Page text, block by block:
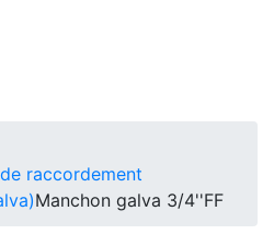
raccordement
Manchon galva 3/4''FF